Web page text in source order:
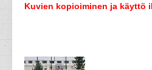
Kuvien kopioiminen ja käyttö